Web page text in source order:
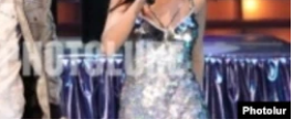
STANDARTLARIMIZ